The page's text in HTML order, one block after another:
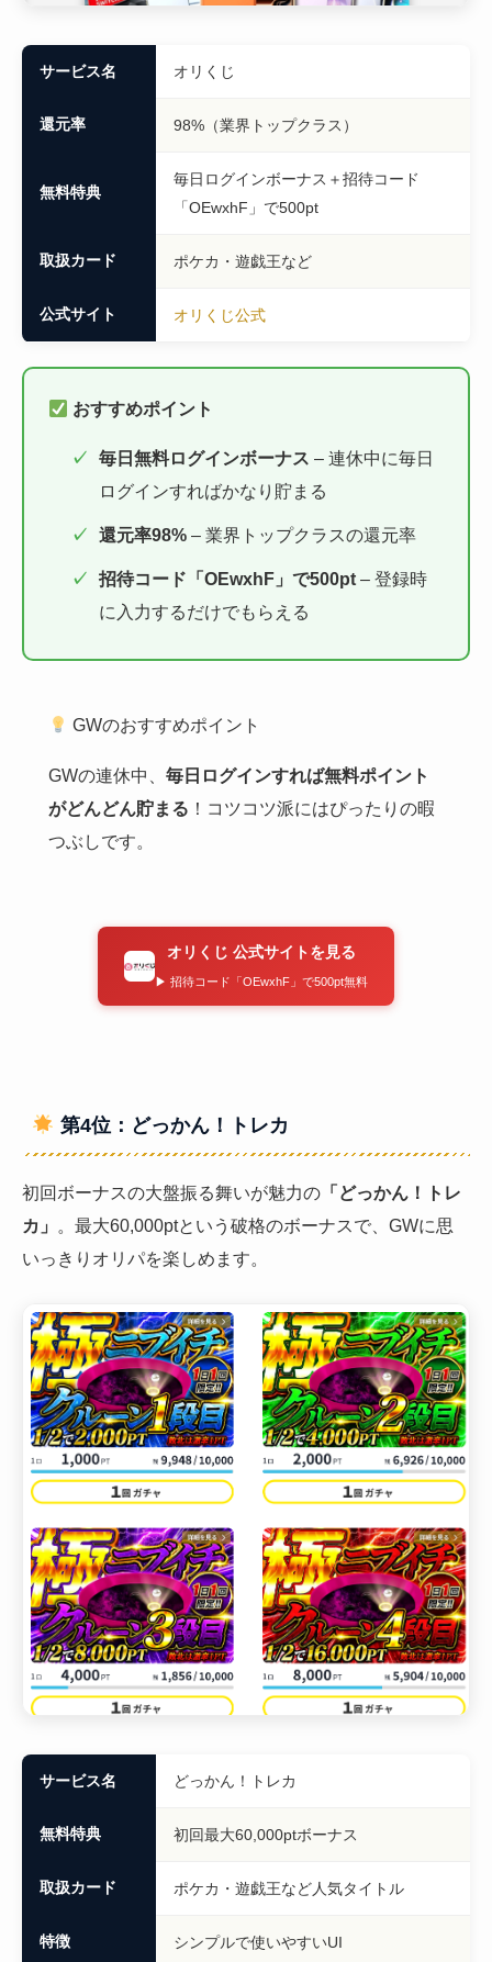
サービス名 オリくじ
還元率 98%（業界トップクラス）
無料特典
毎日ログインボーナス＋招待コード
「OEwxhF」で500pt
取扱カード ポケカ・遊戯王など
公式サイト オリくじ公式
おすすめポイント
毎日無料ログインボーナス – 連休中に毎日
ログインすればかなり貯まる
還元率98% – 業界トップクラスの還元率
招待コード「OEwxhF」で500pt – 登録時
に入力するだけでもらえる
GWのおすすめポイント
GWの連休中、 毎日ログインすれば無料ポイント
がどんどん貯まる ！コツコツ派にはぴったりの暇
つぶしです。
オリくじ 公式サイトを見る
▶ 招待コード「OEwxhF」で500pt無料
第4位：どっかん！トレカ
初回ボーナスの大盤振る舞いが魅力の 「どっかん！トレ
カ」
。最大60,000ptという破格のボーナスで、GWに思
いっきりオリパを楽しめます。
サービス名 どっかん！トレカ
無料特典 初回最大60,000ptボーナス
取扱カード ポケカ・遊戯王など人気タイトル
特徴 シンプルで使いやすいUI